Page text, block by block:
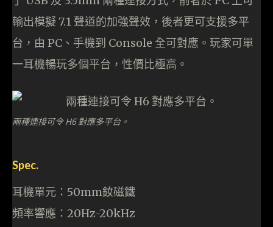
輸出模擬 7.1 聲道的加強聲效，後者更可支援多平
台，由 PC、手機到 Console 全可對應。玩家可單
一耳機暢玩多個平台，性價比極高。
兩種連接可令 H6 對應多平台。
Spec.
耳機單元：50mm釹磁鐵
頻率響應：20Hz-20kHz